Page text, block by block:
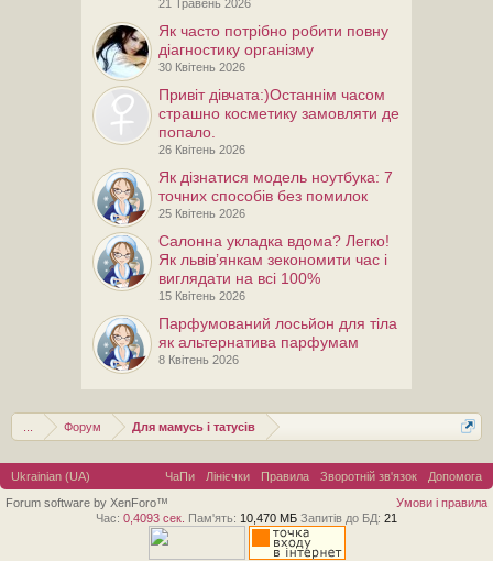
21 Травень 2026
Як часто потрібно робити повну
діагностику організму
30 Квітень 2026
Привiт дiвчата:)Останнім часом
страшно косметику замовляти де
попало.
26 Квітень 2026
Як дізнатися модель ноутбука: 7
точних способів без помилок
25 Квітень 2026
Салонна укладка вдома? Легко!
Як львів’янкам зекономити час і
виглядати на всі 100%
15 Квітень 2026
Парфумований лосьйон для тіла
як альтернатива парфумам
8 Квітень 2026
Форум Для мамусь і татусів
Ukrainian (UA) ЧаПи Лінієчки Правила Зворотній зв'язок
Допомога
Умови і правила
Forum software by XenForo™
Час: 0,4093 сек. Пам'ять: 10,470 МБ Запитів до БД: 21